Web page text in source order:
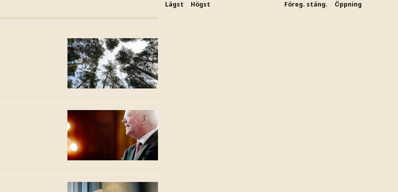
Lägst Högst Föreg. stäng. Öppning